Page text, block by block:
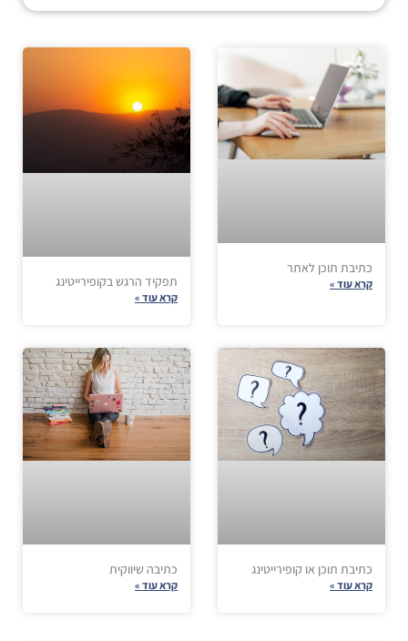
כתיבת תוכן לאתר
קרא עוד » תפקיד הרגש בקופירייטינג
קרא עוד »
כתיבת תוכן או קופירייטינג
קרא עוד »
כתיבה שיווקית
קרא עוד »